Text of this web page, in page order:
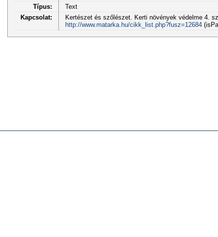
Típus:
Text
Kapcsolat:
Kertészet és szőlészet. Kerti növények védelme 4.
http://www.matarka.hu/cikk_list.php?fusz=12684